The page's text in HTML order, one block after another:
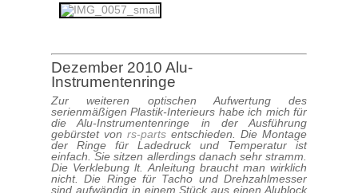
Dezember 2010 Alu-
Instrumentenringe
Zur weiteren optischen Aufwertung des
serienmäßigen Plastik-Interieurs habe ich mich für
die Alu-Instrumentenringe in der Ausführung
gebürstet von rs-parts entschieden. Die Montage
der Ringe für Ladedruck und Temperatur ist
einfach. Sie sitzen allerdings danach sehr stramm.
Die Verklebung lt. Anleitung braucht man wirklich
nicht. Die Ringe für Tacho und Drehzahlmesser
sind aufwändig in einem Stück aus einen Alublock